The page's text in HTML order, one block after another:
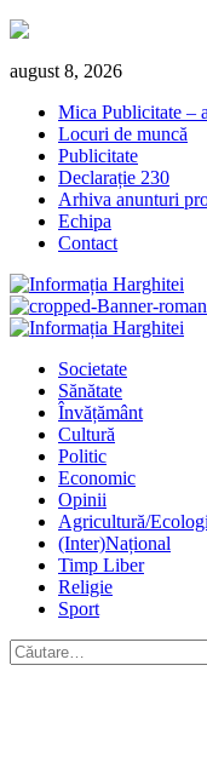
Skip
content
august 8, 2026
Mica Publicitate –
Locuri de muncă
Publicitate
Declarație 230
Arhiva anunturi
Echipa
Contact
Primary
Societate
Sănătate
Învățământ
Cultură
Politic
Economic
Opinii
Agricultură/
(Inter)Național
Timp Liber
Religie
Sport
Caută
după: